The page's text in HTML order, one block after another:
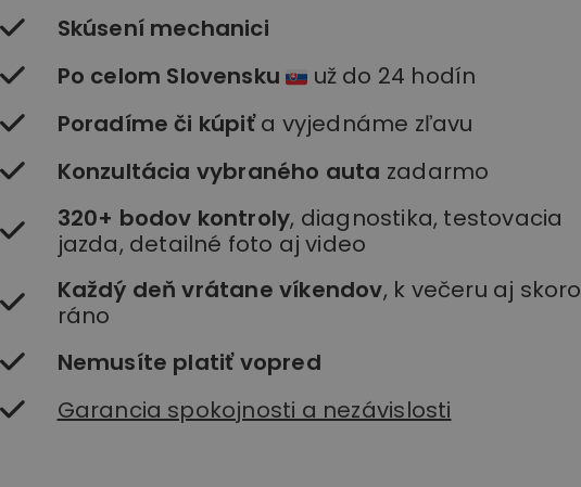
Skúsení mechanici
Po celom Slovensku
už do 24 hodín
Poradíme či kúpiťa vyjednáme zľavu
Konzultácia vybraného auta zadarmo
320+ bodov kontroly, diagnostika, testovacia
jazda, detailné foto aj video
Každý deň vrátane víkendov, k večeru aj skoro
ráno
Nemusíte platiť vopred
Garancia spokojnosti a nezávislosti